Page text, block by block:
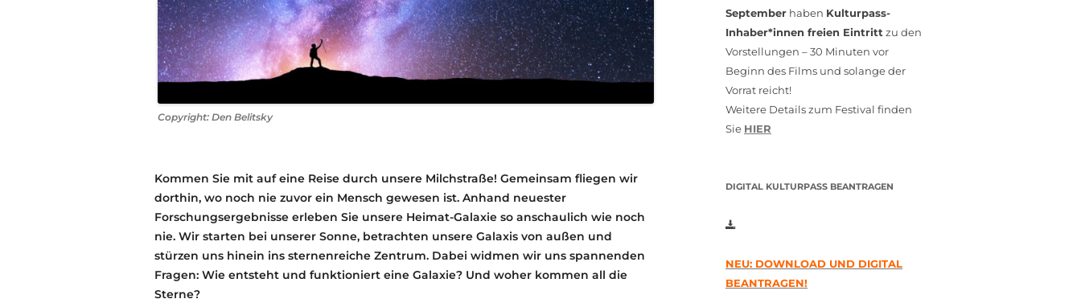
Copyright: Den Belitsky
Kommen Sie mit auf eine Reise durch unsere Milchstraße! Gemeinsam fliegen wir
dorthin, wo noch nie zuvor ein Mensch gewesen ist. Anhand neuester
Forschungsergebnisse erleben Sie unsere Heimat-Galaxie so anschaulich wie noch
nie. Wir starten bei unserer Sonne, betrachten unsere Galaxis von außen und
stürzen uns hinein ins sternenreiche Zentrum. Dabei widmen wir uns spannenden
Fragen: Wie entsteht und funktioniert eine Galaxie? Und woher kommen all die
Sterne?
September haben Kulturpass-
Inhaber*innen freien Eintritt zu den
Vorstellungen – 30 Minuten vor
Beginn des Films und solange der
Vorrat reicht!
Weitere Details zum Festival finden
Sie HIER
DIGITAL KULTURPASS BEANTRAGEN
NEU: DOWNLOAD UND DIGITAL
BEANTRAGEN!